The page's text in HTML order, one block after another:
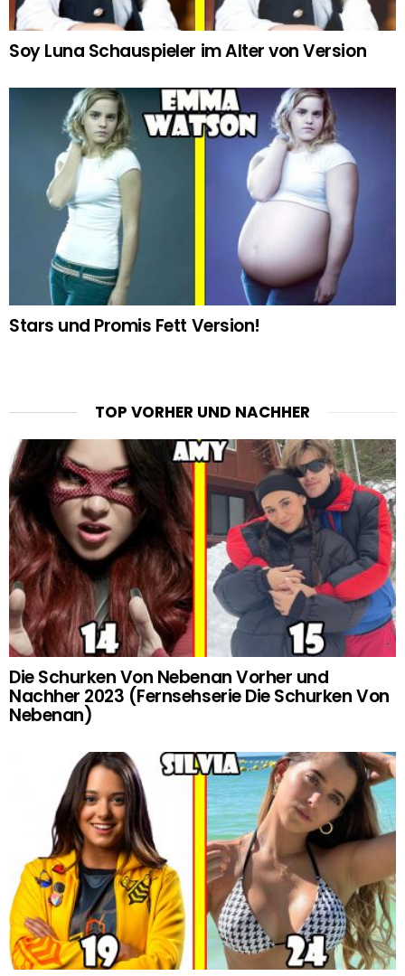
Soy Luna Schauspieler im Alter von Version
Stars und Promis Fett Version!
TOP VORHER UND NACHHER
Die Schurken Von Nebenan Vorher und
Nachher 2023 (Fernsehserie Die Schurken Von
Nebenan)